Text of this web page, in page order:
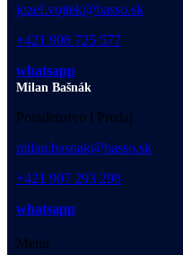
jozef.vojtek@basso.sk
+421 908 725 577
whatsapp
Milan Bašnák
Poradenstvo l Predaj
milan.basnak@basso.sk
+421 907 293 298
whatsapp
Menu